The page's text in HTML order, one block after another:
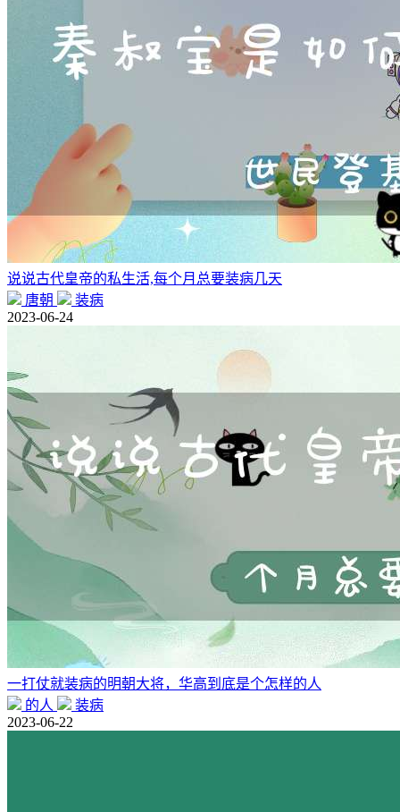
说说古代皇帝的私生活,每个月总要装病几天
唐朝
装病
2023-06-24
一打仗就装病的明朝大将，华高到底是个怎样的人
的人
装病
2023-06-22